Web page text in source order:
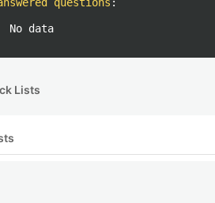
No data
Lists